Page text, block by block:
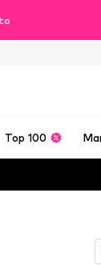
Top 100